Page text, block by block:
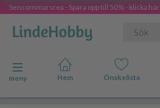
Sensommarsrea - Spara upp till 50% - klicka här
Ändra navigering
meny